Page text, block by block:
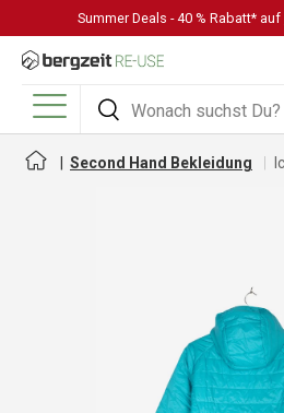
DIREKT ZUM INHALT
Summer Deals - 40 % Rabatt* auf
Suchen
Suchen
Menü
Second Hand Bekleidung